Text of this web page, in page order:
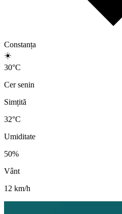
Constanța
☀️
30°C
Cer senin
Simțită
32°C
Umiditate
50%
Vânt
12 km/h